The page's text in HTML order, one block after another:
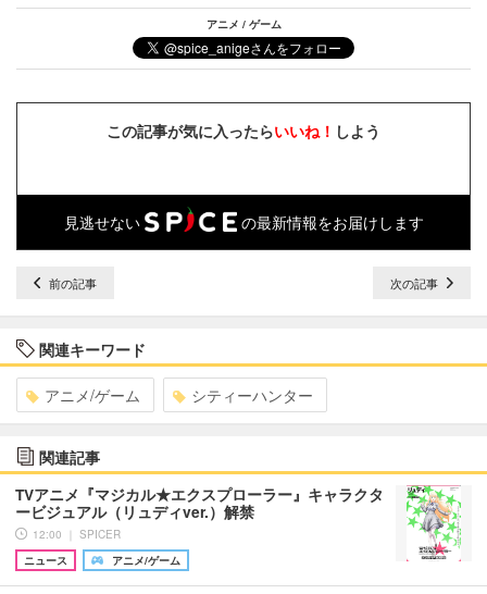
アニメ / ゲーム
この記事が気に入ったらいいね！ しよう
見逃せない の最新情報をお届けします
前の記事 次の記事
関連キーワード
アニメ/ゲーム シティーハンター
関連記事
TVアニメ『マジカル★エクスプローラー』キャラクタ
ービジュアル（リュディver.）解禁
12:00 ｜ SPICER
ニュース
アニメ/ゲーム